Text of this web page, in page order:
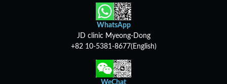
WhatsApp
JD clinic Myeong-Dong
+82 10-5381-8677(English)